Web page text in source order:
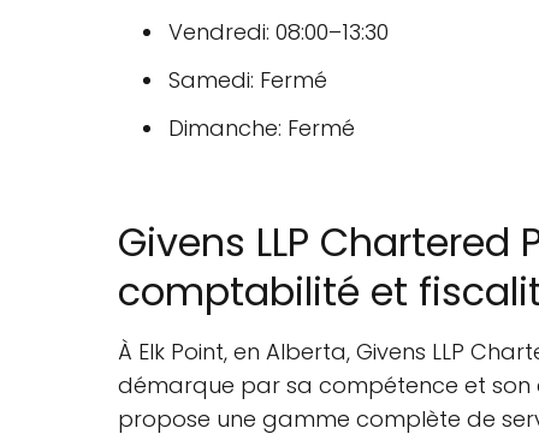
Vendredi: 08:00–13:30
Samedi: Fermé
Dimanche: Fermé
Givens LLP
comptabilité et
À Elk Point, en Alberta, Givens LLP
démarque par sa compétence et son
propose une gamme complète de